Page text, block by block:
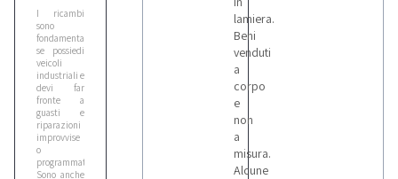
I ricambi
sono
fondamentali
se possiedi
veicoli
industriali e
devi far
fronte a
guasti e
riparazioni
improvvise
o
programmate.
Sono anche
lamiera.
Beni
venduti
a
corpo
e
non
a
misura.
Alcune